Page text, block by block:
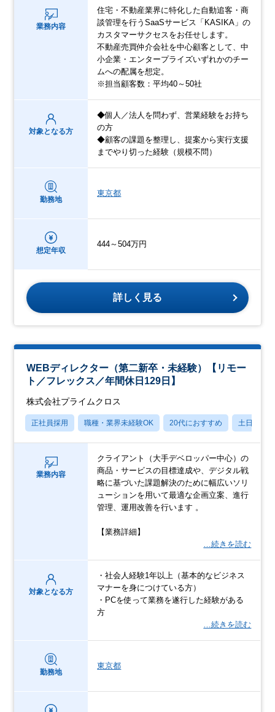
業務内容
住宅・不動産業界に特化した自動追客・商
談管理を行うSaaSサービス「KASIKA」の
カスタマーサクセスをお任せします。
不動産売買仲介会社を中心顧客として、中
小企業・エンタープライズいずれかのチー
ムへの配属を想定。
※担当顧客数：平均40～50社
対象となる方
◆個人／法人を問わず、営業経験をお持ち
の方
◆顧客の課題を整理し、提案から実行支援
までやり切った経験（規模不問）
勤務地
東京都
想定年収
444～504万円
詳しく見る
WEBディレクター（第二新卒・未経験）【リモー
ト／フレックス／年間休日129日】
株式会社プライムクロス
正社員採用 職種・業界未経験OK 20代におすすめ 土日祝休み
業務内容
クライアント（大手デベロッパー中心）の
商品・サービスの目標達成や、デジタル戦
略に基づいた課題解決のために幅広いソリ
ューションを用いて最適な企画立案、進行
管理、運用改善を行います 。
【業務詳細】
…続きを読む
対象となる方
・社会人経験1年以上（基本的なビジネス
マナーを身につけている方）
・PCを使って業務を遂行した経験がある
方
…続きを読む
勤務地
東京都